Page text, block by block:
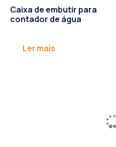
Caixa de embutir para
contador de água
Ler mais